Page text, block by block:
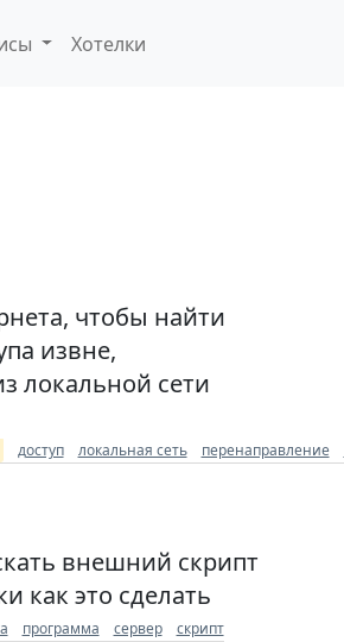
Хотелки
чтобы найти
извне,
локальной сети
доступ локальная сеть перенаправление
внешний скрипт
как это сделать
программа сервер скрипт